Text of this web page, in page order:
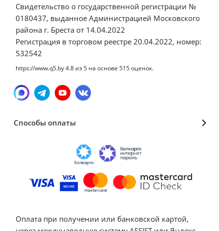
Свидетельство о государственной регистрации №
0180437, выданное Администрацией Московского
района г. Бреста от 14.04.2022
Регистрация в торговом реестре 20.04.2022, номер:
532542
https://www.q5.by4.8 из5 на основе 515оценок.
Способы оплаты
Оплата при получении или банковской картой,